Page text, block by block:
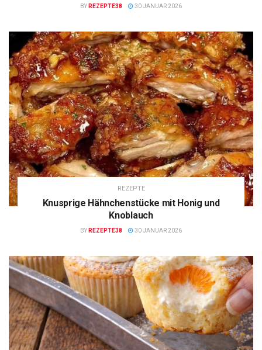
BY REZEPTE38 30 JANUAR 2026
REZEPTE
Knusprige Hähnchenstücke mit Honig und
Knoblauch
BY REZEPTE38 30 JANUAR 2026